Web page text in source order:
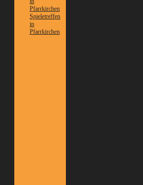
Pfarrkirchen
Spieletreffen
in
Pfarrkirchen